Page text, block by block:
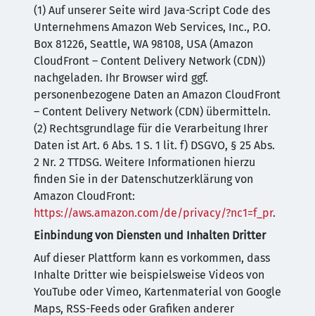
(1) Auf unserer Seite wird Java-Script Code des
Unternehmens Amazon Web Services, Inc., P.O.
Box 81226, Seattle, WA 98108, USA (Amazon
CloudFront – Content Delivery Network (CDN))
nachgeladen. Ihr Browser wird ggf.
personenbezogene Daten an Amazon CloudFront
– Content Delivery Network (CDN) übermitteln.
(2) Rechtsgrundlage für die Verarbeitung Ihrer
Daten ist Art. 6 Abs. 1 S. 1 lit. f) DSGVO, § 25 Abs.
2 Nr. 2 TTDSG. Weitere Informationen hierzu
finden Sie in der Datenschutzerklärung von
Amazon CloudFront:
https://aws.amazon.com/de/privacy/?nc1=f_pr.
Einbindung von Diensten und Inhalten Dritter
Auf dieser Plattform kann es vorkommen, dass
Inhalte Dritter wie beispielsweise Videos von
YouTube oder Vimeo, Kartenmaterial von Google
Maps, RSS-Feeds oder Grafiken anderer